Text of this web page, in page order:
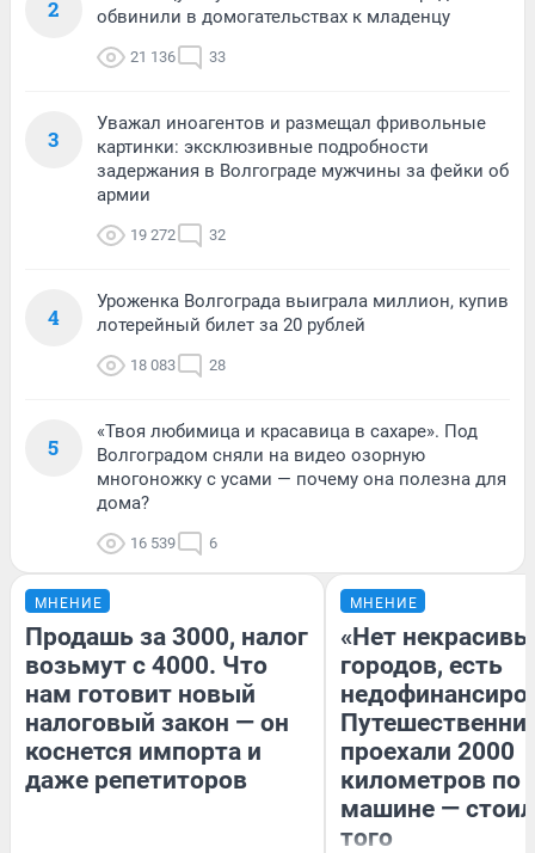
2
обвинили в домогательствах к младенцу
21 136 33
3
Уважал иноагентов и размещал фривольные
картинки: эксклюзивные подробности
задержания в Волгограде мужчины за фейки об
армии
19 272 32
4
Уроженка Волгограда выиграла миллион, купив
лотерейный билет за 20 рублей
18 083 28
5
«Твоя любимица и красавица в сахаре». Под
Волгоградом сняли на видео озорную
многоножку с усами — почему она полезна для
дома?
16 539 6
МНЕНИЕ
Продашь за 3000, налог
возьмут с 4000. Что
нам готовит новый
налоговый закон — он
коснется импорта и
даже репетиторов
МНЕНИЕ
«Нет
городов, есть
проехали 2000
километров по
машине —
того